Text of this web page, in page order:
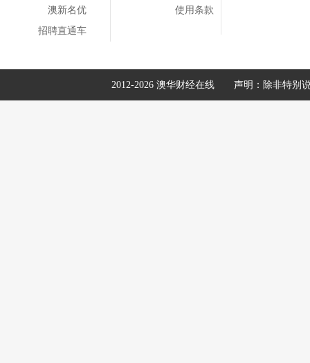
澳新名优
招聘直通车
使用条款
2012-2026 澳华财经在线 声明：除非特别